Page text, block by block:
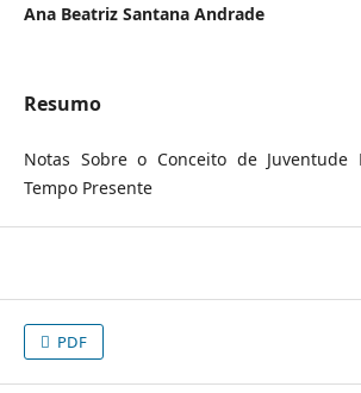
Ana Beatriz Santana Andrade
Resumo
Notas Sobre o Conceito de
Tempo Presente
PDF